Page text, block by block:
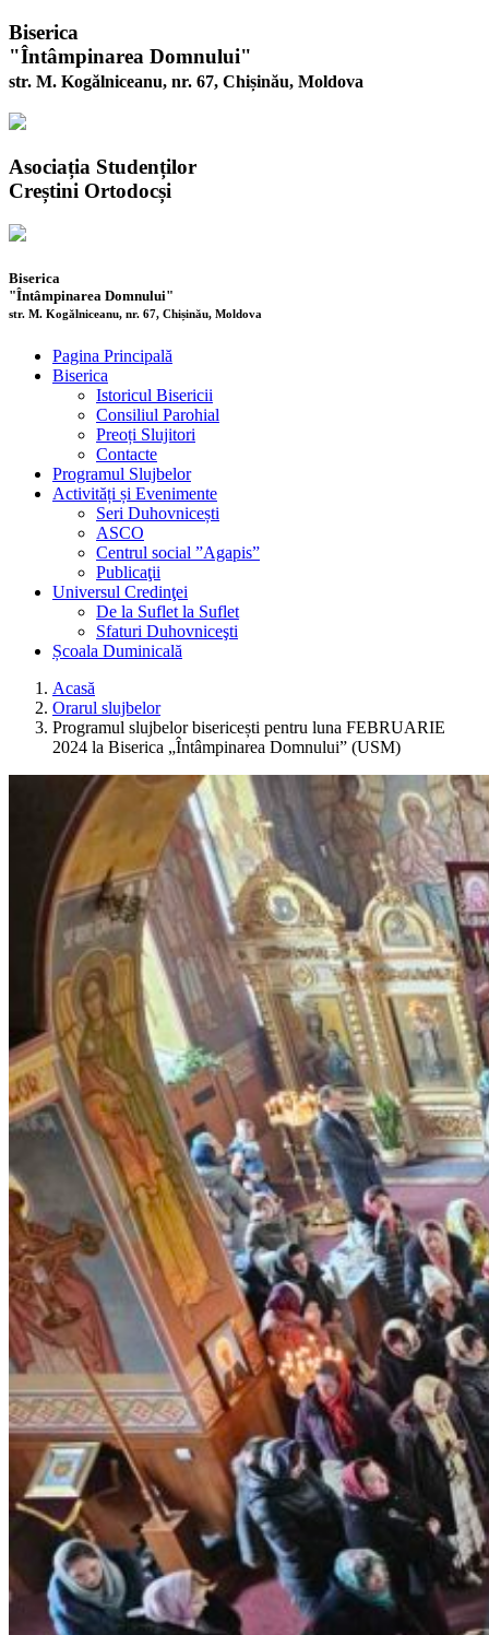
Biserica
"Întâmpinarea Domnului"
str. M. Kogălniceanu, nr. 67, Chișinău, Moldova
Asociația Studenților
Creștini Ortodocși
Biserica
"Întâmpinarea Domnului"
str. M. Kogălniceanu, nr. 67, Chișinău, Moldova
Pagina Principală
Biserica
Istoricul Bisericii
Consiliul Parohial
Preoți Slujitori
Contacte
Programul Slujbelor
Activități și Evenimente
Seri Duhovnicești
ASCO
Centrul social ”Agapis”
Publicaţii
Universul Credinţei
De la Suflet la Suflet
Sfaturi Duhovniceşti
Școala Duminicală
Acasă
Orarul slujbelor
Programul slujbelor bisericești pentru luna FEBRUARIE
2024 la Biserica „Întâmpinarea Domnului” (USM)